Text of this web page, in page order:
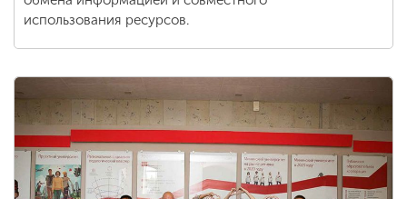
использования ресурсов.